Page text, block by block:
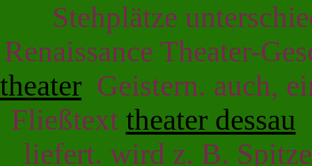
Stehplätze
Renaissance Theater-
theater Geistern. auch,
Fließtext theater dessau
liefert. wird z. B.